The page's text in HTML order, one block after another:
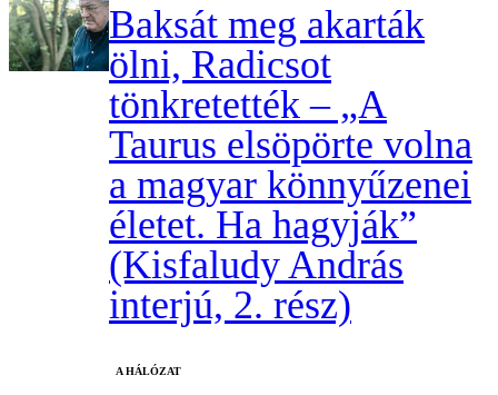
Baksát meg akarták
ölni, Radicsot
tönkretették – „A
Taurus elsöpörte volna
a magyar könnyűzenei
életet. Ha hagyják”
(Kisfaludy András
interjú, 2. rész)
A HÁLÓZAT